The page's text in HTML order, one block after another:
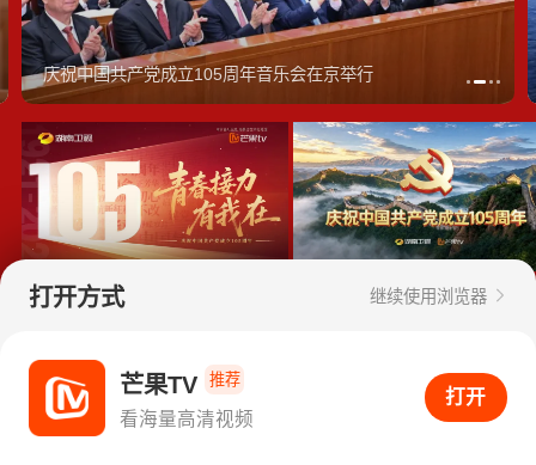
庆祝中国共产党成立105周年音乐会在京举行
青春接力，有我在！ 五个字里的百年中国
打开APP看海量高清视频
打开方式 继续使用浏览器
芒果TV 推荐
看海量高清视频
打开